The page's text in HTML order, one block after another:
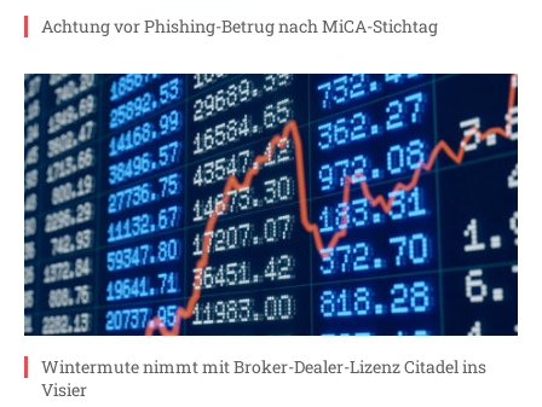
Achtung vor Phishing-Betrug nach MiCA-Stichtag
Wintermute nimmt mit Broker-Dealer-Lizenz Citadel ins
Visier